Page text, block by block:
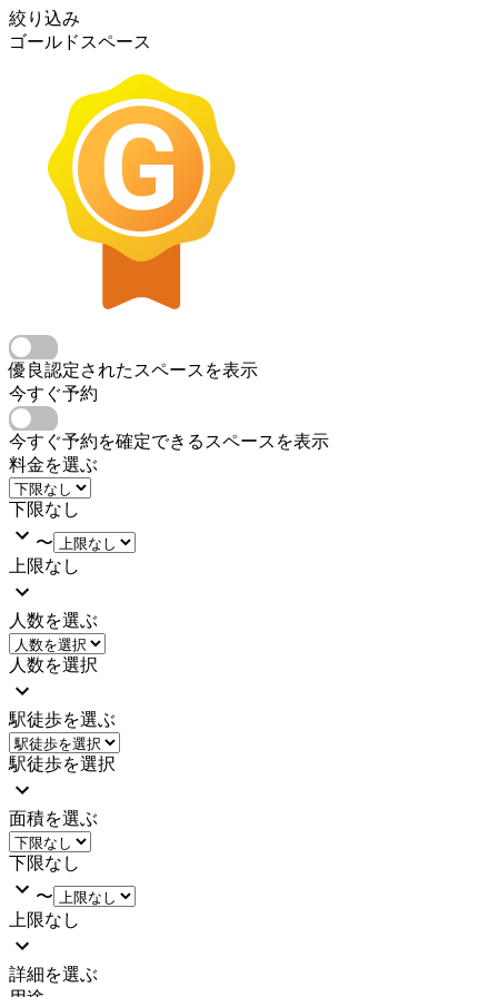
絞り込み
ゴールドスペース
優良認定されたスペースを表示
今すぐ予約
今すぐ予約を確定できるスペースを表示
料金を選ぶ
下限なし
〜
上限なし
人数を選ぶ
人数を選択
駅徒歩を選ぶ
駅徒歩を選択
面積を選ぶ
下限なし
〜
上限なし
詳細を選ぶ